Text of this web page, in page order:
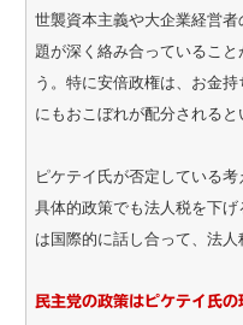
世襲資本主義や大企業経営
題が深く絡み合っているこ
う。特に安倍政権は、お金
にもおこぼれが配分されると
ピケテイ氏が否定している
具体的政策でも法人税を下
は国際的に話し合って、法人
民主党の政策はピケテイ氏の